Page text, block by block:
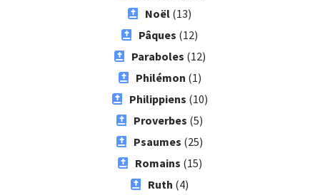
Noël (13)
Pâques (12)
Paraboles (12)
Philémon (1)
Philippiens (10)
Proverbes (5)
Psaumes (25)
Romains (15)
Ruth (4)